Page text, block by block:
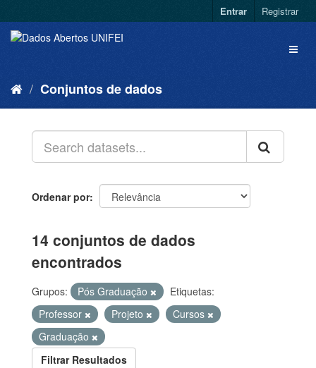
Entrar Registrar
Conjuntos de dados
Ordenar por
14 conjuntos de dados
encontrados
Grupos: Pós Graduação
Etiquetas:
Professor
Projeto
Cursos
Graduação
Filtrar Resultados